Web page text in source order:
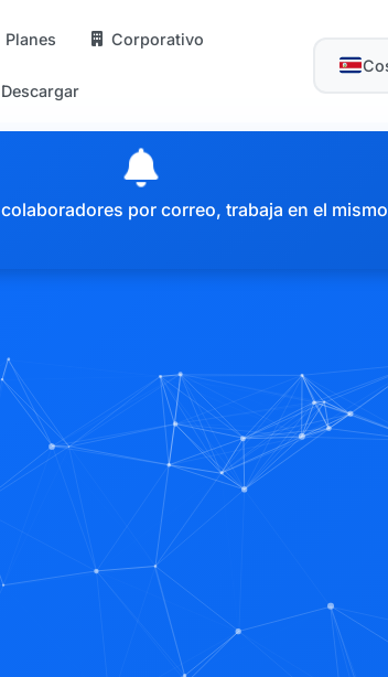
Planes Corporativo
Descargar
por correo, trabaja en el